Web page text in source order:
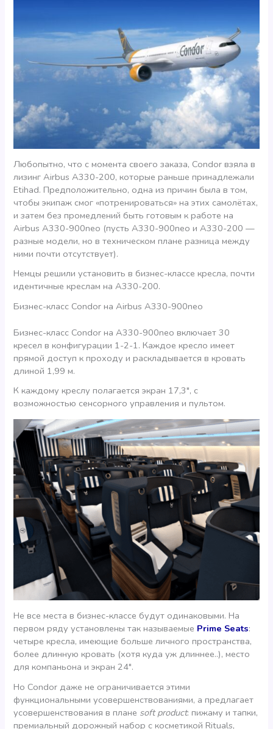
Любопытно, что с момента своего заказа, Condor взяла в
лизинг Airbus A330-200, которые раньше принадлежали
Etihad. Предположительно, одна из причин была в том,
чтобы экипаж смог «потренироваться» на этих самолётах,
и затем без промедлений быть готовым к работе на
Airbus A330-900neo (пусть A330-900neo и A330-200 —
разные модели, но в техническом плане разница между
ними почти отсутствует).
Немцы решили установить в бизнес-классе кресла, почти
идентичные креслам на A330-200.
Бизнес-класс Condor на Airbus A330-900neo
Бизнес-класс Condor на A330-900neo включает 30
кресел в конфигурации 1-2-1. Каждое кресло имеет
прямой доступ к проходу и раскладывается в кровать
длиной 1,99 м.
К каждому креслу полагается экран 17,3″, с
возможностью сенсорного управления и пультом.
Не все места в бизнес-классе будут одинаковыми. На
первом ряду установлены так называемые Prime Seats:
четыре кресла, имеющие больше личного пространства,
более длинную кровать (хотя куда уж длиннее..), место
для компаньона и экран 24″.
Но Condor даже не ограничивается этими
функциональными усовершенствованиями, а предлагает
усовершенствования в плане soft product: пижаму и тапки,
премиальный дорожный набор с косметикой Rituals,